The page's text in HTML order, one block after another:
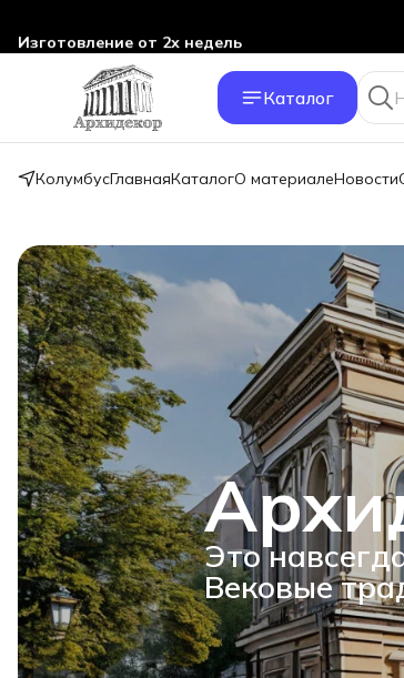
Каталог
КолумбусГлавнаяКаталогО материалеНовости
Это
Вековые